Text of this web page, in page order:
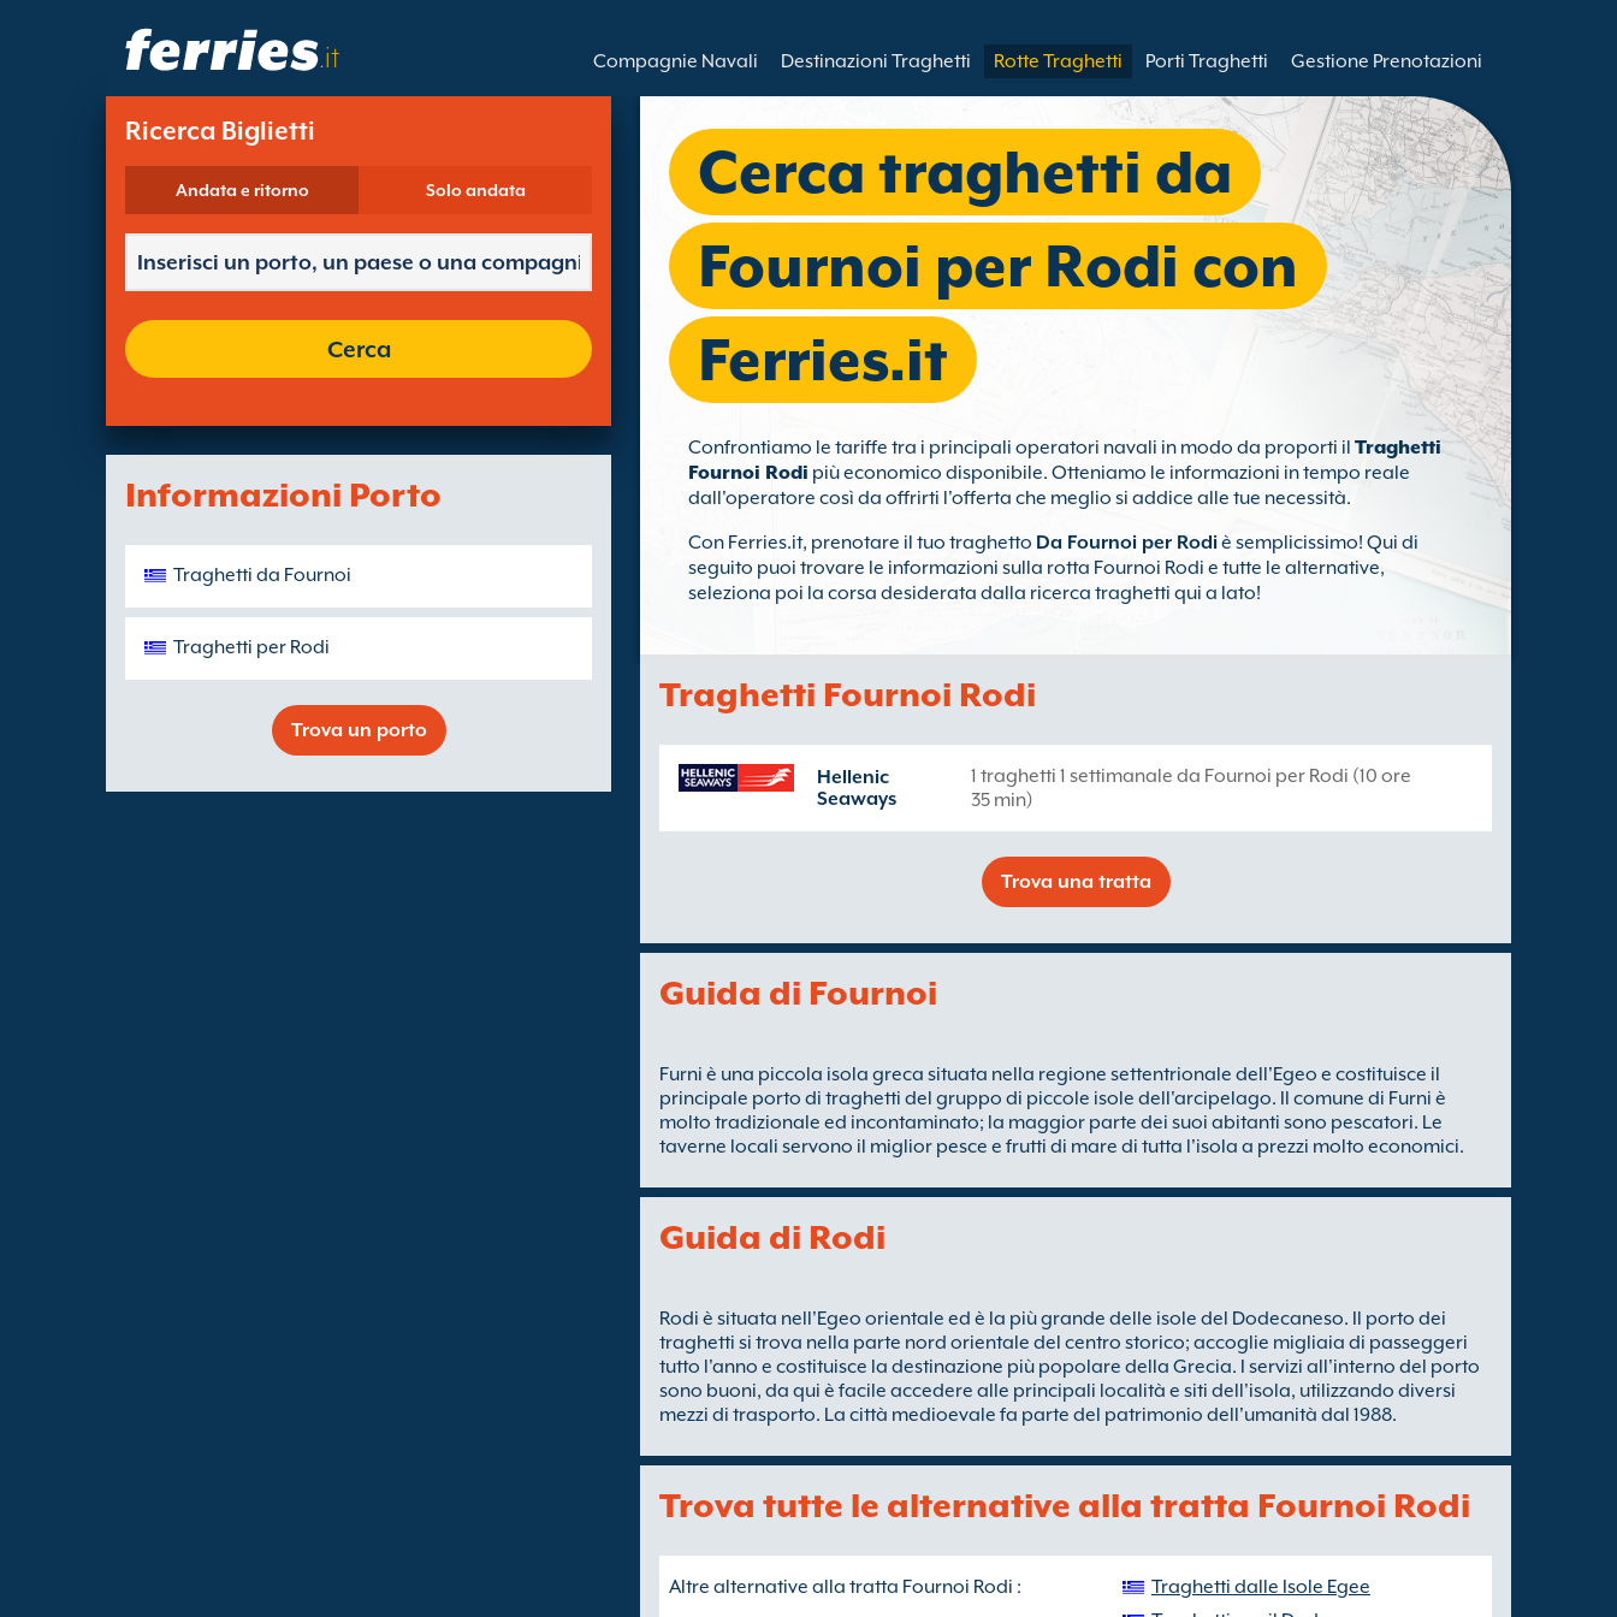
.it Compagnie Navali Destinazioni Traghetti Rotte Traghetti Porti Traghetti Gestione Prenotazioni
Ricerca Biglietti
Andata e ritorno Solo andata
Cerca
Informazioni Porto
Traghetti da Fournoi
Traghetti per Rodi
Trova un porto
Cerca traghetti da
Fournoi per Rodi con
Ferries.it
Confrontiamo le tariffe tra i principali operatori navali in modo da proporti il Traghetti
Fournoi Rodi più economico disponibile. Otteniamo le informazioni in tempo reale
dall'operatore così da offrirti l'offerta che meglio si addice alle tue necessità.
Con Ferries.it, prenotare il tuo traghetto Da Fournoi per Rodiè semplicissimo! Qui di
seguito puoi trovare le informazioni sulla rotta Fournoi Rodi e tutte le alternative,
seleziona poi la corsa desiderata dalla ricerca traghetti qui a lato!
Traghetti Fournoi Rodi
Hellenic
Seaways
1 traghetti 1 settimanale da Fournoi per Rodi (10 ore
35 min)
Trova una tratta
Guida di Fournoi
Furni è una piccola isola greca situata nella regione settentrionale dell'Egeo e costituisce il
principale porto di traghetti del gruppo di piccole isole dell'arcipelago. Il comune di Furni è
molto tradizionale ed incontaminato; la maggior parte dei suoi abitanti sono pescatori. Le
taverne locali servono il miglior pesce e frutti di mare di tutta l'isola a prezzi molto economici.
Guida di Rodi
Rodi è situata nell'Egeo orientale ed è la più grande delle isole del Dodecaneso. Il porto dei
traghetti si trova nella parte nord orientale del centro storico; accoglie migliaia di passeggeri
tutto l'anno e costituisce la destinazione più popolare della Grecia. I servizi all'interno del porto
sono buoni, da qui è facile accedere alle principali località e siti dell'isola, utilizzando diversi
mezzi di trasporto. La città medioevale fa parte del patrimonio dell'umanità dal 1988.
Trova tutte le alternative alla tratta Fournoi Rodi
Altre alternative alla tratta Fournoi Rodi :
Traghetti dalle Isole Egee